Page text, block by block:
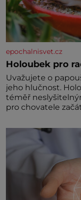
epochalnisvet.cz
Holoubek pro
Uvažujete o
jeho hlučnost.
téměř
pro chovatele
Hodně času tráví
Jeho domovinou
výjimkou pobřežní